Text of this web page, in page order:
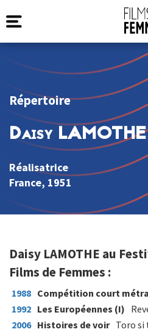
Répertoire
Daisy LAMOTHE
Réalisatrice
France, 1951
Daisy LAMOTHE au
Films de Femmes :
1988 Compétition court
1992 Les Européennes (I)
2006 Histoires de voir Toro si